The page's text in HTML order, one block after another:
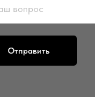
Отправить